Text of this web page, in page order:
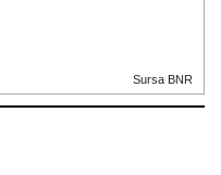
Sursa BNR